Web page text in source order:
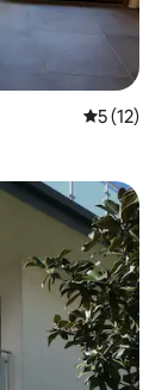
5 de uma
5 (12)